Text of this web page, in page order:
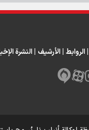
|الروابط |الأرشيف |النشرة